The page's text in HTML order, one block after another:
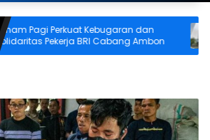
Pagi Perkuat Kebugaran dan
Pekerja BRI Cabang Ambon